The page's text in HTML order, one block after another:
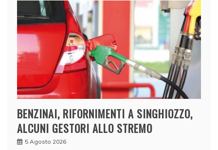
BENZINAI, RIFORNIMENTI A SINGHIOZZO,
ALCUNI GESTORI ALLO STREMO
5 Agosto 2026